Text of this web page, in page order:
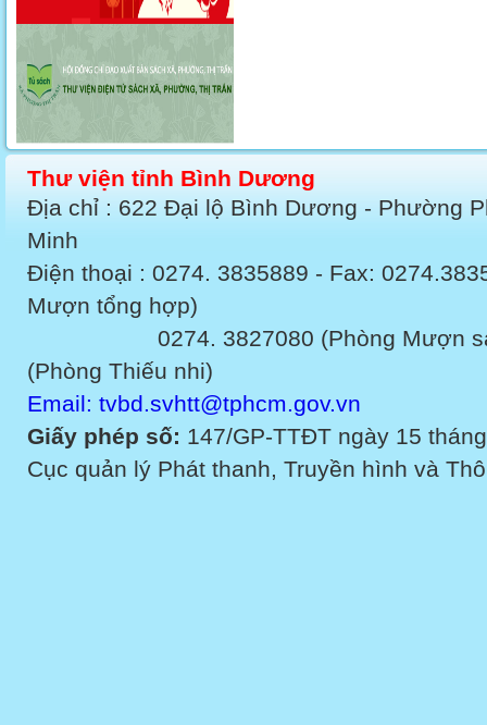
Thư viện tỉnh Bình Dương
Địa chỉ : 622 Đại lộ Bình Dương - Phường
Minh
Điện thoại : 0274. 3835889 - Fax:
Mượn tổng hợp)
0274. 3827080 (Phòng Mượn sách
(Phòng Thiếu nhi)
Email: tvbd.svhtt@tphcm.gov.vn
Giấy phép số: 147/GP-TTĐT ngày 15
Cục quản lý Phát thanh, Truyền hình và